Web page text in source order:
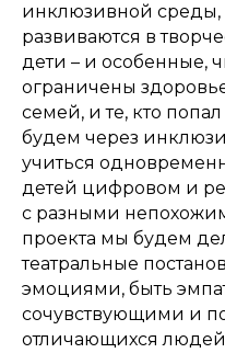
инклюзивной среды,
развиваются в
дети – и особенные,
ограничены
семей, и те, кто
будем через
учиться
детей цифровом и
с разными
проекта мы будем
театральные
эмоциями, быть
сочувствующими и
отличающихся